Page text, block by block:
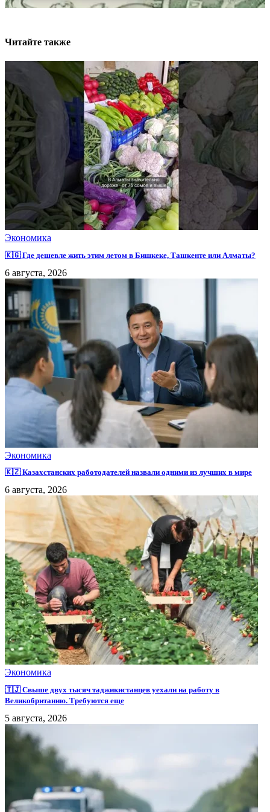
Читайте также
Экономика
🇰🇬 Где дешевле жить этим летом в Бишкеке, Ташкенте или Алматы?
6 августа, 2026
Экономика
🇰🇿 Казахстанских работодателей назвали одними из лучших в мире
6 августа, 2026
Экономика
🇹🇯 Свыше двух тысяч таджикистанцев уехали на работу в
Великобританию. Требуются еще
5 августа, 2026